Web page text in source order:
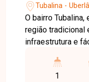
Tubalina -
O bairro Tubalina,
região tradicional
infraestrutura e
supermercados,
serviços,
1